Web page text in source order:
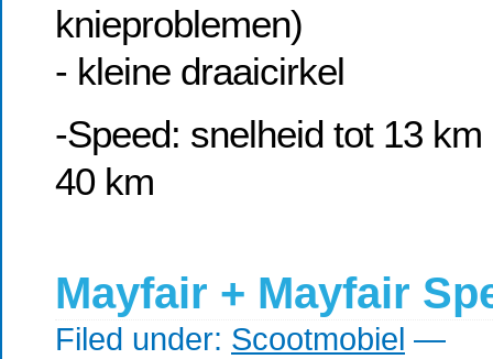
knieproblemen)
- kleine draaicirkel
-Speed: snelheid tot 13
40 km
Mayfair + Mayfair
Filed under: Scootmobiel —